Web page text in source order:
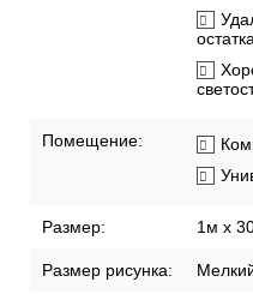
Помещение:
Размер: 1м х
Размер рисунка: